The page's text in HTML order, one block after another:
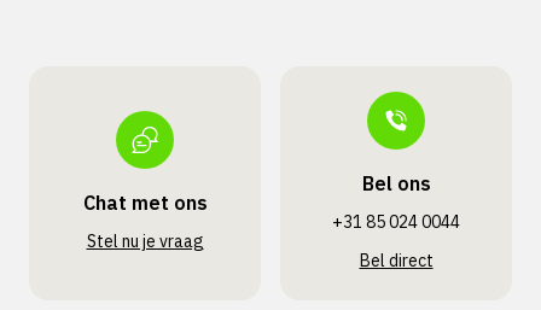
Chat met ons
Stel nu je vraag
Bel ons
+31 85 024 0044
Bel direct